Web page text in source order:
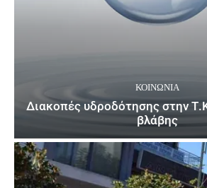
ΚΟΙΝΩΝΙΑ
Διακοπές υδροδότησης στην
βλάβης